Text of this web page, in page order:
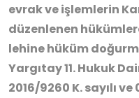
evrak ve işlemlerin
düzenlenen
lehine hüküm
Yargıtay 11. Hukuk
2016/9260 K. sayılı